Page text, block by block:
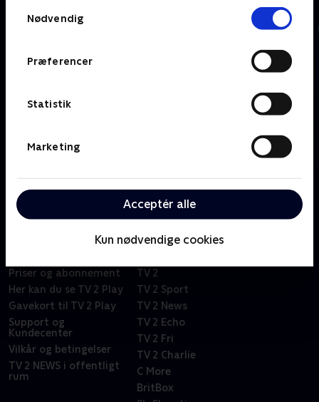
Nødvendig
Præferencer
Statistik
Marketing
Acceptér alle
Kun nødvendige cookies
Priser og abonnement
Her kan du se TV 2 Play
Gavekort til TV 2 Play
Support og
Kundecenter
Vilkår og betingelser
TV 2 NEWS i offentligt
rum
TV 2
TV 2 Sport
TV 2 News
TV 2 Echo
TV 2 Fri
TV 2 Charlie
C More
BritBox